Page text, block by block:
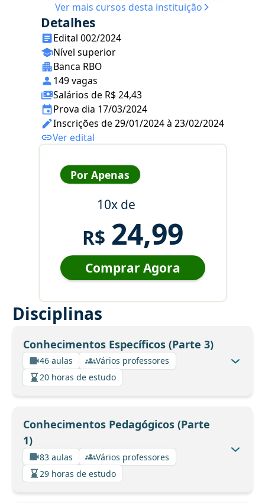
Ver mais cursos desta instituição
Detalhes
Edital 002/2024
Nível superior
Banca RBO
149 vagas
Salários de R$ 24,43
Prova dia 17/03/2024
Inscrições de 29/01/2024 à 23/02/2024
Ver edital
Por Apenas
10x de
R$ 24,99
Comprar Agora
Disciplinas
Conhecimentos Específicos (Parte 3)
46 aulas
Vários professores
20 horas de estudo
Conhecimentos Pedagógicos (Parte
1)
83 aulas
Vários professores
29 horas de estudo